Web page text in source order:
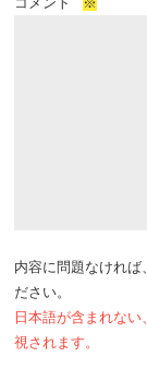
内容に問題なければ
ださい。
日本語が含まれな
視されます。